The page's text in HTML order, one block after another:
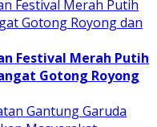
Festival Merah Putih
Gotong Royong